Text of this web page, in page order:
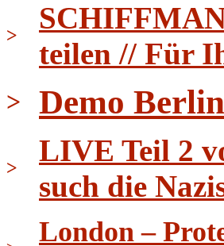
>
teilen // Für
> Demo
>
LIVE Teil 2
such die
London –